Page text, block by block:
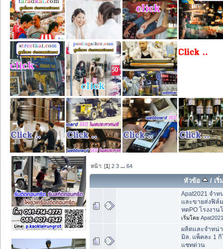
หน้า: [1]2 3 ...64
หัวข้อ / เริ่
Apat2021 จำ
และขายส่งฟิล์
หดPO โรงงาน
เริ่มโดย Apat2021
ผลิตและจำหน่
มิล. แพ็คละ 1
แชทด่วน